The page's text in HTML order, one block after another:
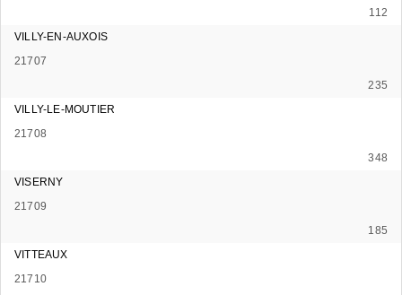
112
VILLY-EN-AUXOIS
21707
235
VILLY-LE-MOUTIER
21708
348
VISERNY
21709
185
VITTEAUX
21710